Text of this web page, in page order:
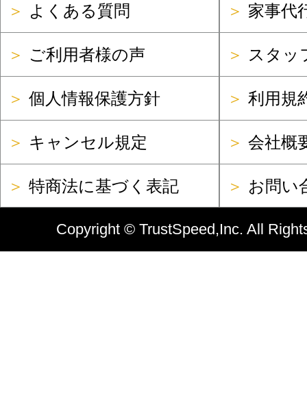
＞ よくある質問
＞ ご利用者様の声
＞ 個人情報保護方針
＞ キャンセル規定
＞ 特商法に基づく表記
＞ 家事代
＞ スタッ
＞ 利用規
＞ 会社概
＞ お問い
Copyright © TrustSpeed,Inc. All